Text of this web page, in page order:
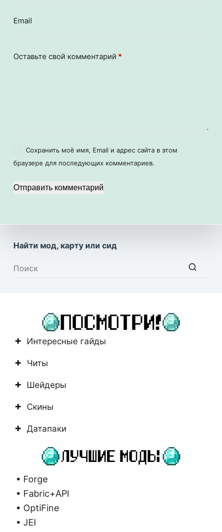
Email
Оставьте свой комментарий *
Сохранить моё имя, Email и адрес сайта в этом
браузере для последующих комментариев.
Отправить комментарий
Найти мод, карту или сид
Интересные гайды
Читы
Шейдеры
Скины
Датапаки
• Forge
• Fabric+API
• OptiFine
• JEI